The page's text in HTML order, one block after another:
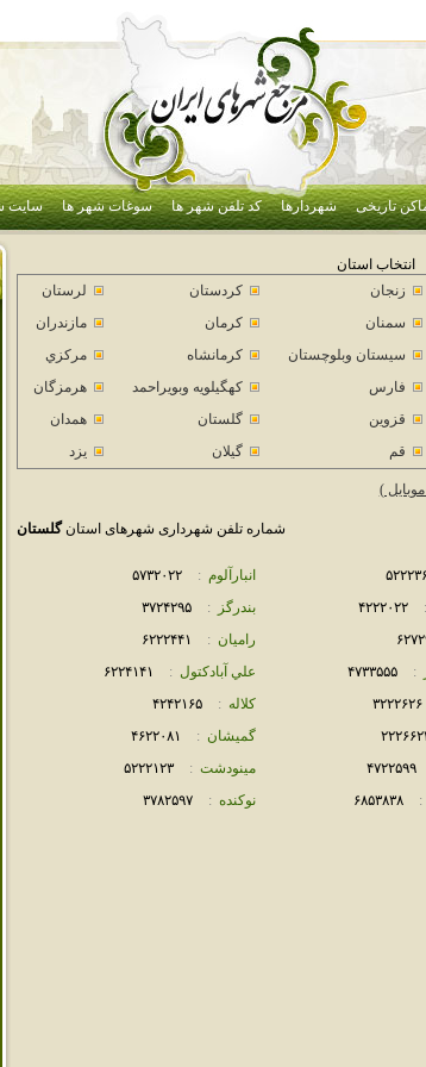
تاریخی شهردارها کد تلفن شهر ها سوغات شهر ها سایت
انتخاب استان
زنجان كردستان
لرستان
سمنان كرمان
مازندران
سيستان وبلوچستان كرمانشاه
مركزي
فارس كهگيلويه وبويراحمد
هرمزگان
قزوين گلستان
همدان
قم گيلان يزد
)
شماره تلفن شهرداری شهرهای استانگلستان
انبارآلوم :
۵٧٣٢٠٢٢
: ۴٢٢٢٠٢٢ بندرگز :
٣٧٢۴٢٩۵
راميان :
۶٢٢٢۴۴١
: ۴٧٣٣۵۵۵ علي آبادكتول :
۶٢٢۴١۴١
٣٢٢٢۶٢۶ كلاله :
۴٢۴٢١۶۵
گميشان :
۴۶٢٢٠٨١
۴٧٢٢۵٩٩ مينودشت :
۵٢٢٢١٢٣
: ۶٨۵٣٨٣٨ نوكنده : ٣٧٨٢۵٩٧